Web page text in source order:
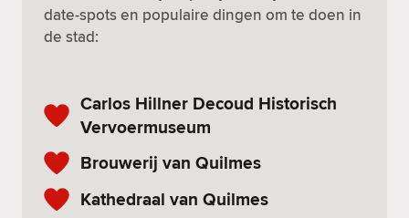
date-spots en populaire dingen om te doen in
de stad:
Carlos Hillner Decoud Historisch
Vervoermuseum
Brouwerij van Quilmes
Kathedraal van Quilmes